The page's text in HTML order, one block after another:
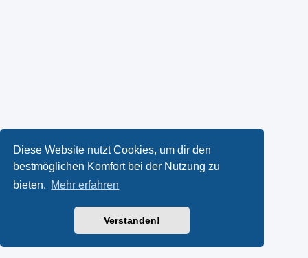
Diese Website nutzt Cookies, um dir den
bestmöglichen Komfort bei der Nutzung zu
bieten. Mehr erfahren
Verstanden!